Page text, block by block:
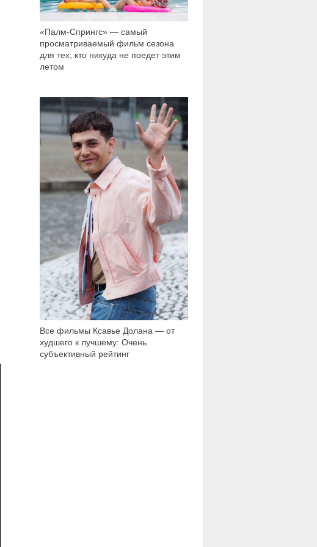
«Палм-Спрингс» — самый
просматриваемый фильм сезона
для тех, кто никуда не поедет этим
летом
Все фильмы Ксавье Долана — от
худшего к лучшему: Очень
субъективный рейтинг
5 767